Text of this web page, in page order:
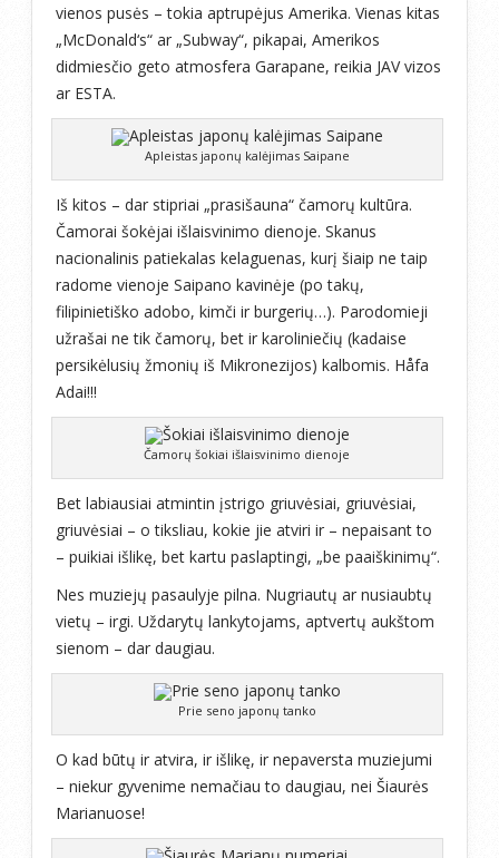
vienos pusės – tokia aptrupėjus Amerika. Vienas kitas
„McDonald‘s“ ar „Subway“, pikapai, Amerikos
didmiesčio geto atmosfera Garapane, reikia JAV vizos
ar ESTA.
Apleistas japonų kalėjimas Saipane
Iš kitos – dar stipriai „prasišauna“ čamorų kultūra.
Čamorai šokėjai išlaisvinimo dienoje. Skanus
nacionalinis patiekalas kelaguenas, kurį šiaip ne taip
radome vienoje Saipano kavinėje (po takų,
filipinietiško adobo, kimči ir burgerių…). Parodomieji
užrašai ne tik čamorų, bet ir karoliniečių (kadaise
persikėlusių žmonių iš Mikronezijos) kalbomis. Håfa
Adai!!!
Čamorų šokiai išlaisvinimo dienoje
Bet labiausiai atmintin įstrigo griuvėsiai, griuvėsiai,
griuvėsiai – o tiksliau, kokie jie atviri ir – nepaisant to
– puikiai išlikę, bet kartu paslaptingi, „be paaiškinimų“.
Nes muziejų pasaulyje pilna. Nugriautų ar nusiaubtų
vietų – irgi. Uždarytų lankytojams, aptvertų aukštom
sienom – dar daugiau.
Prie seno japonų tanko
O kad būtų ir atvira, ir išlikę, ir nepaversta muziejumi
– niekur gyvenime nemačiau to daugiau, nei Šiaurės
Marianuose!